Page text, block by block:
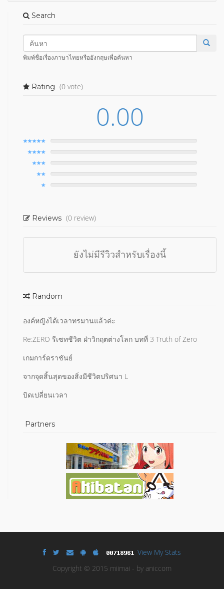
Search
พิมพ์ชื่อเรื่องภาษาไทยหรืออังกฤษเพื่อค้นหา
Rating (0 vote)
0.00
Reviews (0 review)
ยังไม่มีรีวิวสำหรับเรื่องนี้
Random
องค์หญิงได้เวลาทรมานแล้วค่ะ
Re:ZERO รีเซทชีวิต ฝ่าวิกฤตต่างโลก บทที่ 3 Truth of Zero
เกมการ์ดราชันย์
จากจุดสิ้นสุดของสิ่งมีชีวิตปริศนา L
บิดเปลี่ยนเวลา
Partners
View My Stats
Copyright © 2015 miimai - by aniccom